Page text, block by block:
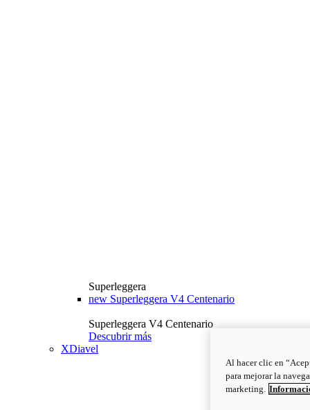
Superleggera
new Superleggera V4 Centenario
Superleggera V4 Centenario
Descubrir más
XDiavel
Al hacer clic en
para mejorar la
marketing.